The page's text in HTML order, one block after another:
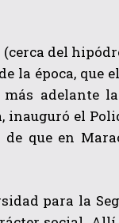
del
la época, que
adelante
inauguró el
que en
para la